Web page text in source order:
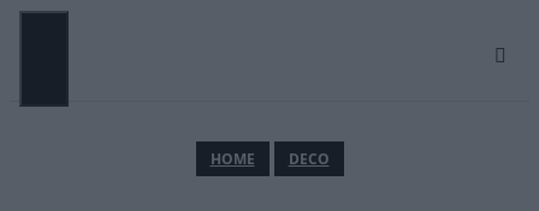
Μετάβαση
ΗΟΜΕ DECO